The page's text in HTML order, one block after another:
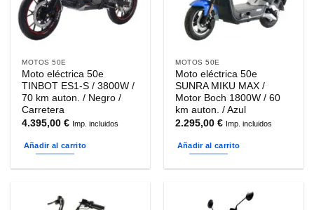
pueden
elegir
en
página
de
producto
MOTOS 50E
Moto eléctrica 50e
TINBOT ES1-S / 3800W /
70 km auton. / Negro /
Carretera
4.395,00€ Imp. incluidos
Añadir al carrito
MOTOS 50E
Moto eléctrica 50e
SUNRA MIKU MAX /
Motor Boch 1800W / 60
km auton. / Azul
2.295,00€ Imp. incluidos
Añadir al carrito